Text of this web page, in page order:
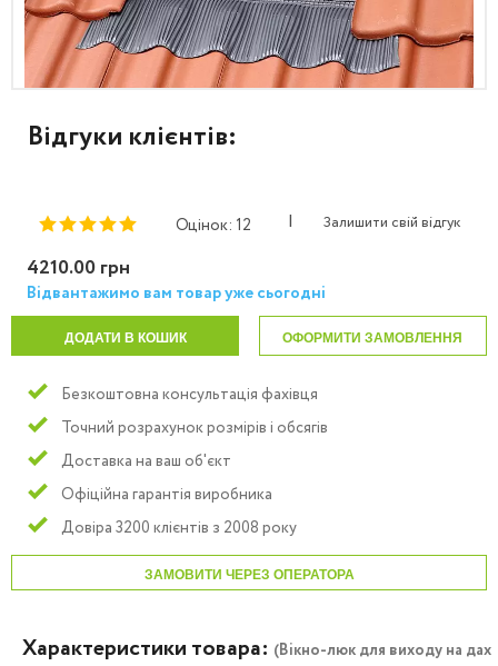
Відгуки клієнтів:
Оцінок: 12 | Залишити свій відгук
4210.00 грн
Відвантажимо вам товар уже сьогодні
ДОДАТИ В КОШИК ОФОРМИТИ ЗАМОВЛЕННЯ
Безкоштовна консультація фахівця
Точний розрахунок розмірів і обсягів
Доставка на ваш об'єкт
Офіційна гарантія виробника
Довіра 3200 клієнтів з 2008 року
ЗАМОВИТИ ЧЕРЕЗ ОПЕРАТОРА
Характеристики товара: (Вікно-люк для виходу на дах